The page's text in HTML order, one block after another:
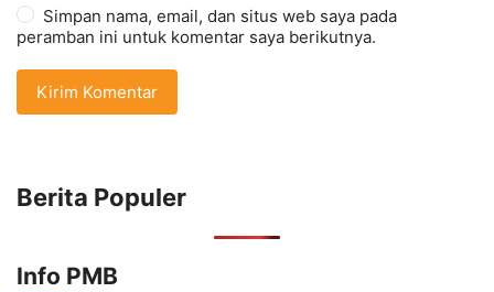
Simpan nama, email, dan situs web saya pada
peramban ini untuk komentar saya berikutnya.
Berita Populer
Info PMB